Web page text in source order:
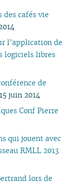
09
08
07
06
03
02
01
09
07
06
03
02
01
07
06
01
11
10
06
01
cafés vie
l’application de
logiciels libres
de
juin 2014
Conf Pierre
qui jouent avec
RMLL 2013
lors de